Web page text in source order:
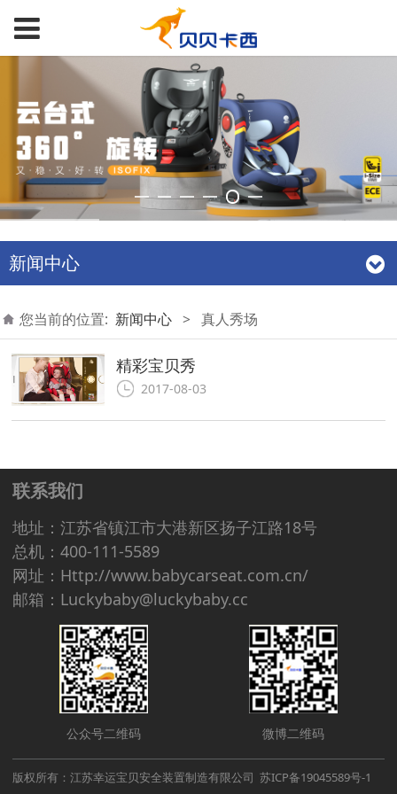
新闻中心
您当前的位置: 新闻中心 > 真人秀场
精彩宝贝秀
2017-08-03
联系我们
地址：江苏省镇江市大港新区扬子江路18号
总机：400-111-5589
网址：Http://www.babycarseat.com.cn/
邮箱：Luckybaby@luckybaby.cc
公众号二维码 微博二维码
版权所有：江苏幸运宝贝安全装置制造有限公司 苏ICP备19045589号-1